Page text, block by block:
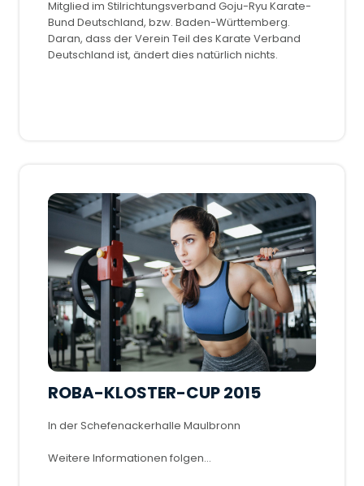
Mitglied im Stilrichtungsverband Goju-Ryu Karate-
Bund Deutschland, bzw. Baden-Württemberg.
Daran, dass der Verein Teil des Karate Verband
Deutschland ist, ändert dies natürlich nichts.
ROBA-KLOSTER-CUP 2015
In der Schefenackerhalle Maulbronn
Weitere Informationen folgen...